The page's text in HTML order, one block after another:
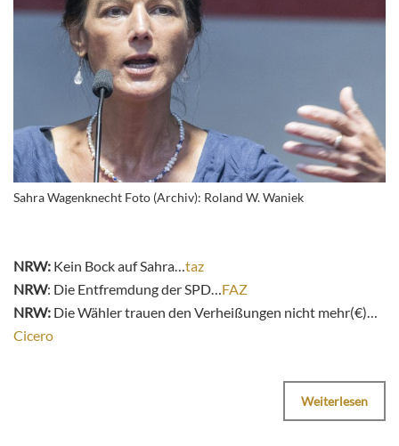
Sahra Wagenknecht Foto (Archiv): Roland W. Waniek
NRW: Kein Bock auf Sahra…taz
NRW: Die Entfremdung der SPD…FAZ
NRW: Die Wähler trauen den Verheißungen nicht mehr(€)…
Cicero
Weiterlesen